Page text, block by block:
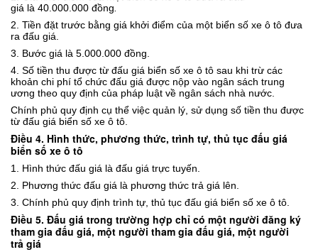
giá là 40.000.000 đồng
2. Tiền đặt trước bằng giá khởi điểm của một biển số xe ô tô đưa
ra đấu giá.
3. Bước giá là 5 .000.000 đồng
4. Số tiền thu được từ đấu giá biển số xe ô tô sau khi trừ các
khoản chi phí tổ chức đấu giá được nộp vào ngân sách trung
ương theo quy định của pháp luật về ngân sách nhà nước.
Chính phủ quy định cụ thể việc quản lý, sử dụng số tiền thu được
từ đấu giá biển số xe ô tô.
Điều 4. Hình thức, phương thức, trình tự, thủ tục đấu giá
biển số xe ô tô
1. Hình thức đấu giá là đấu giá trực tuyến.
2 . Phương thức đấu giá là phương thức trả giá lên.
3. Chính phủ quy định trình tự, thủ tục đấu giá biển số xe ô tô.
Điều 5. Đấu giá trong trường hợp chỉ có một người đăng ký
tham gia đấu giá, một người tham gia đấu giá, một người
trả giá